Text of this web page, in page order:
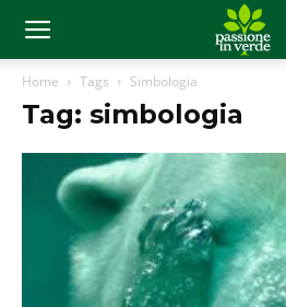
Home Tags Simbologia
Tag: simbologia